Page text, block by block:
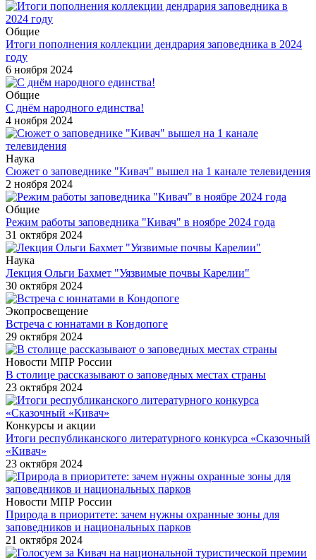
Общие
Итоги пополнения коллекции дендрария заповедника в 2024
году
6 ноября 2024
Общие
С днём народного единства!
4 ноября 2024
Наука
Сюжет о заповеднике "Кивач" вышел на 1 канале телевидения
2 ноября 2024
Общие
Режим работы заповедника "Кивач" в ноябре 2024 года
31 октября 2024
Наука
Лекция Ольги Бахмет "Уязвимые почвы Карелии"
30 октября 2024
Экопросвещение
Встреча с юннатами в Кондопоге
29 октября 2024
Новости МПР России
В столице рассказывают о заповедных местах страны
23 октября 2024
Конкурсы и акции
Итоги республиканского литературного конкурса «Сказочный
«Кивач»
23 октября 2024
Новости МПР России
Природа в приоритете: зачем нужны охранные зоны для
заповедников и национальных парков
21 октября 2024